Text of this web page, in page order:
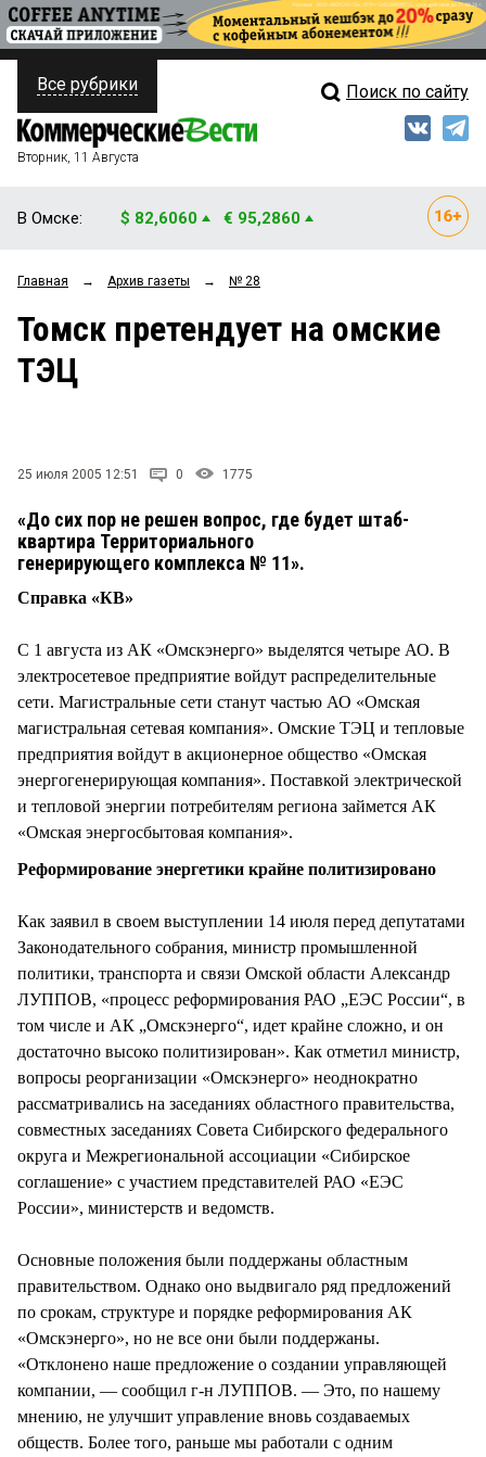
ПОЛИТИКА
ФИНАНСЫ
ОБЩЕСТВО
ЗАКОН
НОВОСТИ КОМПАНИЙ
Свежий выпуск
Рейтинги
Все рубрики Поиск по сайту
Вторник, 11 Августа
В Омске: $ 82,6060 € 95,2860
Главная → Архив газеты → № 28
Томск претендует на омские
ТЭЦ
25 июля 2005 12:51 0 1775
«До сих пор не решен вопрос, где будет штаб-
квартира Территориального
генерирующего комплекса № 11».
Справка «КВ»
С 1 августа из АК «Омскэнерго» выделятся четыре АО. В
электросетевое предприятие войдут распределительные
сети. Магистральные сети станут частью АО «Омская
магистральная сетевая компания». Омские ТЭЦ и тепловые
предприятия войдут в акционерное общество «Омская
энергогенерирующая компания». Поставкой электрической
и тепловой энергии потребителям региона займется АК
«Омская энергосбытовая компания».
Реформирование энергетики крайне политизировано
Как заявил в своем выступлении 14 июля перед депутатами
Законодательного собрания, министр промышленной
политики, транспорта и связи Омской области Александр
ЛУППОВ, «процесс реформирования РАО „ЕЭС России“, в
том числе и АК „Омскэнерго“, идет крайне сложно, и он
достаточно высоко политизирован». Как отметил министр,
вопросы реорганизации «Омскэнерго» неоднократно
рассматривались на заседаниях областного правительства,
совместных заседаниях Совета Сибирского федерального
округа и Межрегиональной ассоциации «Сибирское
соглашение» с участием представителей РАО «ЕЭС
России», министерств и ведомств.
Основные положения были поддержаны областным
правительством. Однако оно выдвигало ряд предложений
по срокам, структуре и порядке реформирования АК
«Омскэнерго», но не все они были поддержаны.
«Отклонено наше предложение о создании управляющей
компании, — сообщил г-н ЛУППОВ. — Это, по нашему
мнению, не улучшит управление вновь создаваемых
обществ. Более того, раньше мы работали с одним